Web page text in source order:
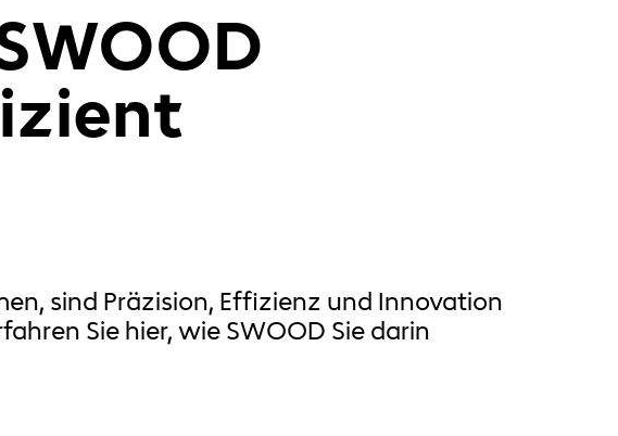
sind Präzision, Effizienz und Innovation
Sie hier, wie SWOOD Sie darin